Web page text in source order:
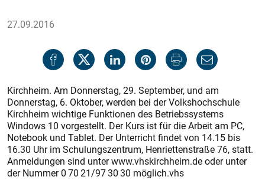
27.09.2016
Kirchheim. Am Donnerstag, 29. September, und am
Donnerstag, 6. Oktober, werden bei der Volkshochschule
Kirchheim wichtige Funktionen des Betriebssystems
Windows 10 vorgestellt. Der Kurs ist für die Arbeit am PC,
Notebook und Tablet. Der Unterricht findet von 14.15 bis
16.30 Uhr im Schulungszentrum, Henriettenstraße 76, statt.
Anmeldungen sind unter www.vhskirchheim.de oder unter
der Nummer 0 70 21/97 30 30 möglich.vhs